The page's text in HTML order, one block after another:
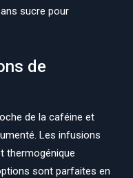
sucre pour
de
de la caféine et
Les infusions
thermogénique
sont parfaites en